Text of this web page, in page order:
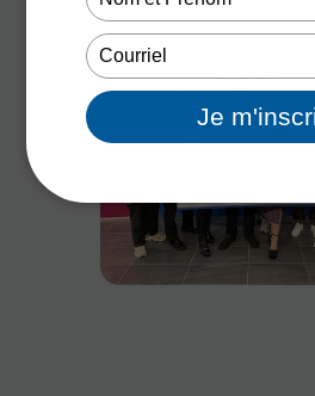
your
name
Type
your
email
Je